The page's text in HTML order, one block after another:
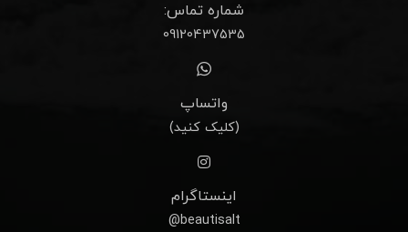
شماره تماس:
09120437535
واتساپ
(کلیک کنید)
اینستاگرام
beautisalt@